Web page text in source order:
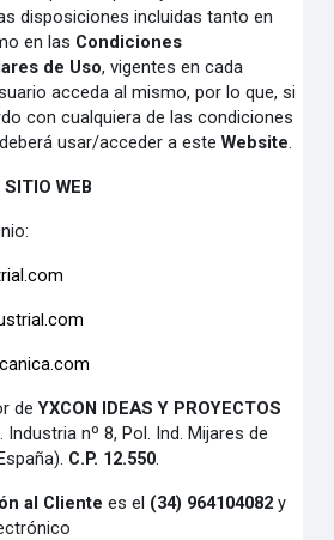
disposiciones incluidas tanto en
en las Condiciones
de Uso, vigentes en cada
acceda al mismo, por lo que, si
con cualquiera de las condiciones
usar/acceder a esteWebsite.
WEB
deYXCON IDEAS Y PROYECTOS
Industria nº 8, Pol. Ind. Mijares de
C.P. 12.550.
al Clientees el (34) 964104082y